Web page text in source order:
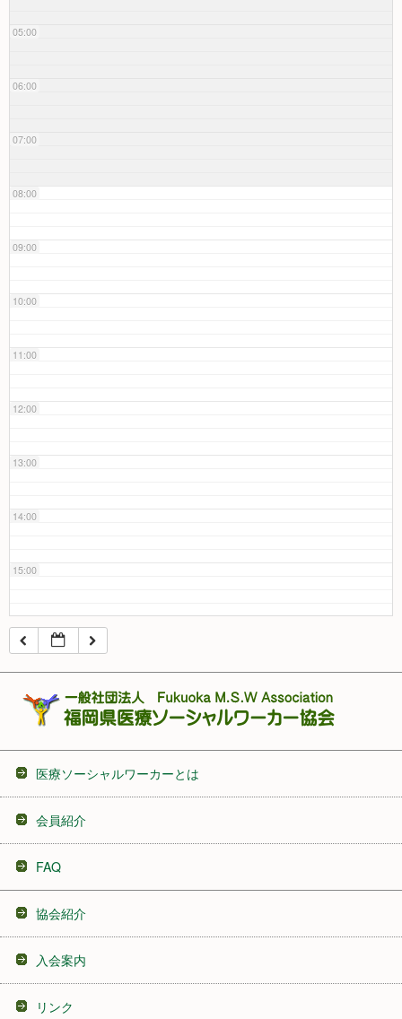
05:00
06:00
07:00
08:00
09:00
10:00
11:00
12:00
13:00
14:00
15:00
16:00
21:00
23:00
医療ソーシャルワーカーとは
会員紹介
FAQ
協会紹介
入会案内
リンク